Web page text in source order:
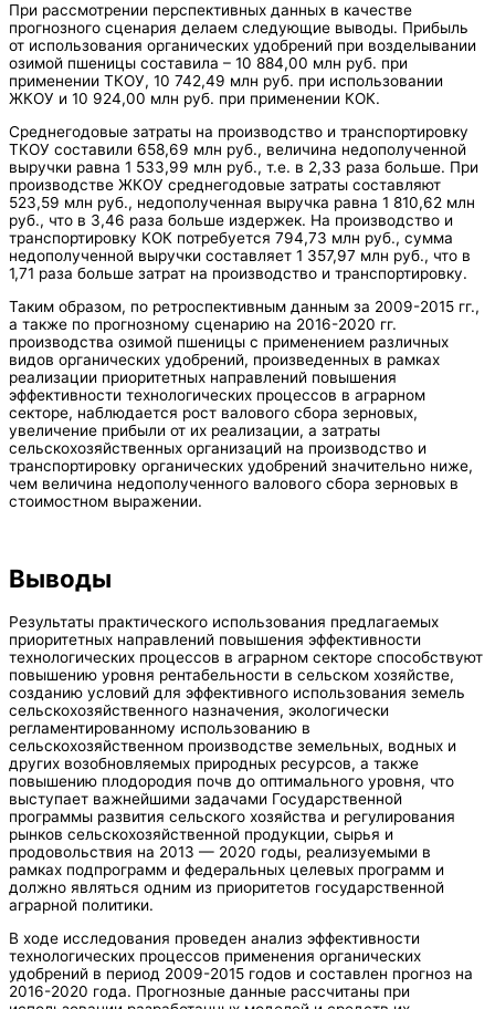
При рассмотрении перспективных данных в качестве
прогнозного сценария делаем следующие выводы. Прибыль
от использования органических удобрений при возделывании
озимой пшеницы составила – 10 884,00 млн руб. при
применении ТКОУ, 10 742,49 млн руб. при использовании
ЖКОУ и 10 924,00 млн руб. при применении КОК.
Среднегодовые затраты на производство и транспортировку
ТКОУ составили 658,69 млн руб., величина недополученной
выручки равна 1 533,99 млн руб., т.е. в 2,33 раза больше. При
производстве ЖКОУ среднегодовые затраты составляют
523,59 млн руб., недополученная выручка равна 1 810,62 млн
руб., что в 3,46 раза больше издержек. На производство и
транспортировку КОК потребуется 794,73 млн руб., сумма
недополученной выручки составляет 1 357,97 млн руб., что в
1,71 раза больше затрат на производство и транспортировку.
Таким образом, по ретроспективным данным за 2009-2015 гг.,
а также по прогнозному сценарию на 2016-2020 гг.
производства озимой пшеницы с применением различных
видов органических удобрений, произведенных в рамках
реализации приоритетных направлений повышения
эффективности технологических процессов в аграрном
секторе, наблюдается рост валового сбора зерновых,
увеличение прибыли от их реализации, а затраты
сельскохозяйственных организаций на производство и
транспортировку органических удобрений значительно ниже,
чем величина недополученного валового сбора зерновых в
стоимостном выражении.
Выводы
Результаты практического использования предлагаемых
приоритетных направлений повышения эффективности
технологических процессов в аграрном секторе способствуют
повышению уровня рентабельности в сельском хозяйстве,
созданию условий для эффективного использования земель
сельскохозяйственного назначения, экологически
регламентированному использованию в
сельскохозяйственном производстве земельных, водных и
других возобновляемых природных ресурсов, а также
повышению плодородия почв до оптимального уровня, что
выступает важнейшими задачами Государственной
программы развития сельского хозяйства и регулирования
рынков сельскохозяйственной продукции, сырья и
продовольствия на 2013 — 2020 годы, реализуемыми в
рамках подпрограмм и федеральных целевых программ и
должно являться одним из приоритетов государственной
аграрной политики.
В ходе исследования проведен анализ эффективности
технологических процессов применения органических
удобрений в период 2009-2015 годов и составлен прогноз на
2016-2020 года. Прогнозные данные рассчитаны при